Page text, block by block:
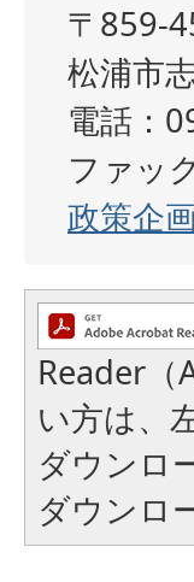
〒859-
松浦市
電話：
ファッ
政策企
Reader（
い方は、
ダウンロ
ダウンロ